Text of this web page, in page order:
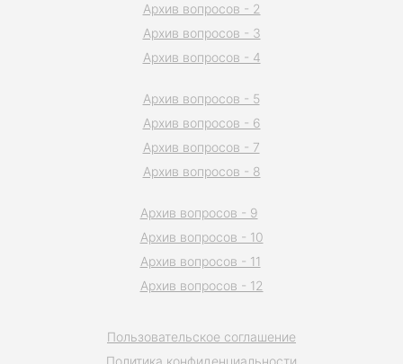
Пользовательское соглашение
Политика конфиденциальности
Архив вопросов - 2
Архив вопросов - 3
Архив вопросов - 4
Архив вопросов - 5
Архив вопросов - 6
Архив вопросов - 7
Архив вопросов - 8
Архив вопросов - 9
Архив вопросов - 10
Архив вопросов - 11
Архив вопросов - 12